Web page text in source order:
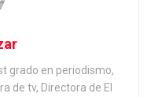
grado en periodismo,
de tv, Directora de El